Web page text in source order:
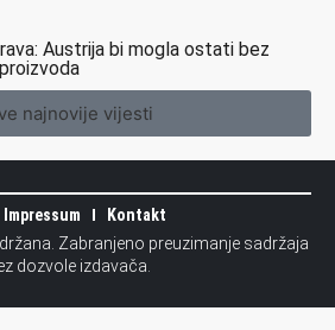
Austrija bi mogla ostati bez
najnovije vijesti
Impressum
Kontakt
Zabranjeno preuzimanje sadržaja
dozvole izdavača.